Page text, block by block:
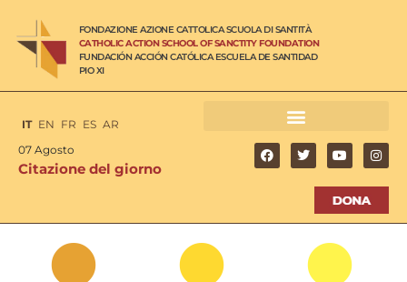
FONDAZIONE AZIONE CATTOLICA SCUOLA DI SANTITÀ
CATHOLIC ACTION SCHOOL OF SANCTITY FOUNDATION
FUNDACIÓN ACCIÓN CATÓLICA ESCUELA DE SANTIDAD
PIO XI
IT EN FR ES AR
07 Agosto
Citazione del giorno